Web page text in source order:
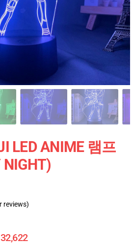
LED ANIME 램프
NIGHT)
reviews)